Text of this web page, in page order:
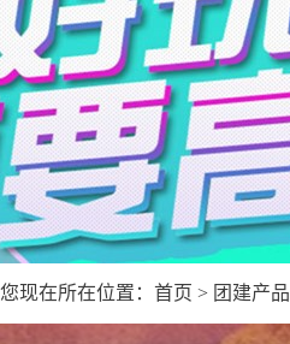
您现在所在位置： 首页 > 团建产品